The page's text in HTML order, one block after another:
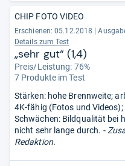
CHIP FOTO VIDEO
Erschienen: 05.12.2018 |
Details zum Test
„sehr gut“ (1,4)
Preis/Leistung: 76%
7 Produkte im Test
Stärken: hohe Brennweite;
4K-fähig (Fotos und
Schwächen: Bildqualität bei
nicht sehr lange durch. -
Redaktion.